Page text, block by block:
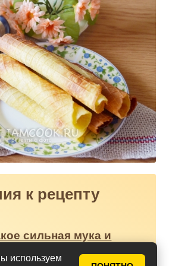
используем
к рецепту
сильная мука и
в пшеничной